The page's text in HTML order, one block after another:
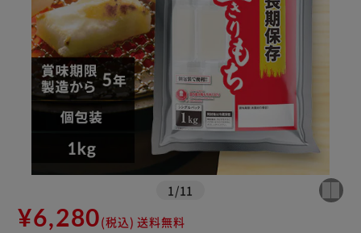
1 /11
¥6,280(税込) 送料無料
※ご確認ください
カートに入れる 購入手続きへ